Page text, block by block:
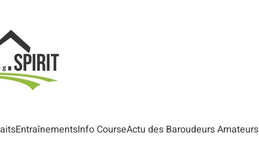
EntraînementsInfo CourseActu des Baroudeurs Amateurs